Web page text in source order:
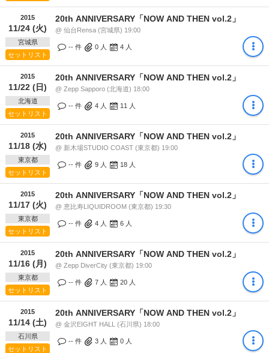
2015
11/24 (火)
宮城県
セットリスト
20th ANNIVERSARY「NOW AND THEN vol.2」
@ 仙台Rensa (宮城県) 19:00
-- 件 0 人 4 人
2015
11/22 (日)
北海道
セットリスト
20th ANNIVERSARY「NOW AND THEN vol.2」
@ Zepp Sapporo (北海道) 18:00
-- 件 4 人 11 人
2015
11/18 (水)
東京都
セットリスト
20th ANNIVERSARY「NOW AND THEN vol.2」
@ 新木場STUDIO COAST (東京都) 19:00
-- 件 9 人 18 人
2015
11/17 (火)
東京都
セットリスト
20th ANNIVERSARY「NOW AND THEN vol.2」
@ 恵比寿LIQUIDROOM (東京都) 19:30
-- 件 4 人 6 人
2015
11/16 (月)
東京都
セットリスト
20th ANNIVERSARY「NOW AND THEN vol.2」
@ Zepp DiverCity (東京都) 19:00
-- 件 7 人 20 人
2015
11/14 (土)
石川県
セットリスト
20th ANNIVERSARY「NOW AND THEN vol.2」
@ 金沢EIGHT HALL (石川県) 18:00
-- 件 3 人 0 人